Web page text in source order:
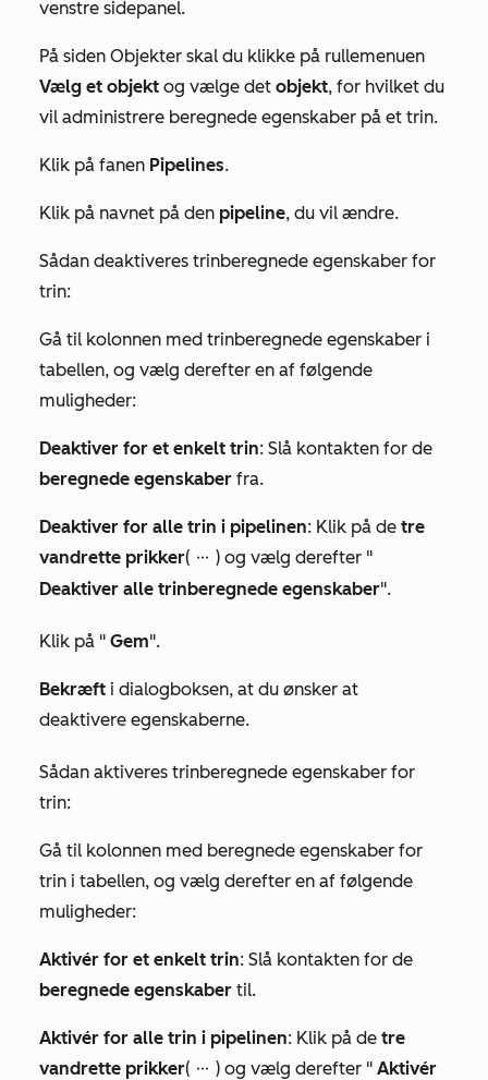
venstre sidepanel.
På siden Objekter skal du klikke på rullemenuen
Vælg et objekt og vælge det objekt, for hvilket du
vil administrere beregnede egenskaber på et trin.
Klik på fanen Pipelines.
Klik på navnet på den pipeline, du vil ændre.
Sådan deaktiveres trinberegnede egenskaber for
trin:
Gå til kolonnen med trinberegnede egenskaber i
tabellen, og vælg derefter en af følgende
muligheder:
Deaktiver for et enkelt trin: Slå kontakten for de
beregnede egenskaber fra.
Deaktiver for alle trin i pipelinen: Klik på de tre
vandrette prikker( ellipses ) og vælg derefter "
Deaktiver alle trinberegnede egenskaber".
Klik på " Gem".
Bekræft i dialogboksen, at du ønsker at
deaktivere egenskaberne.
Sådan aktiveres trinberegnede egenskaber for
trin:
Gå til kolonnen med beregnede egenskaber for
trin i tabellen, og vælg derefter en af følgende
muligheder:
Aktivér for et enkelt trin: Slå kontakten for de
beregnede egenskaber til.
Aktivér for alle trin i pipelinen: Klik på de tre
vandrette prikker( ellipses ) og vælg derefter " Aktivér